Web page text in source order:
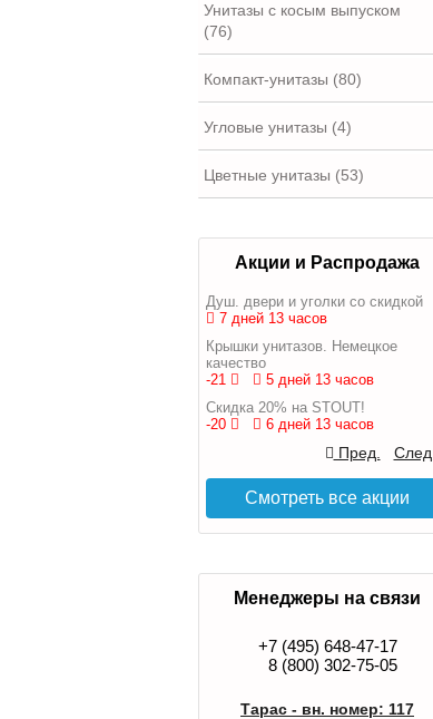
Унитазы с косым выпуском
(76)
Компакт-унитазы (80)
Угловые унитазы (4)
Цветные унитазы (53)
Акции и Распродажа
Душ. двери и уголки со скидкой
7 дней 13 часов
Крышки унитазов. Немецкое
качество
-21
5 дней 13 часов
Скидка 20% на STOUT!
-20
6 дней 13 часов
Пред. След.
Смотреть все акции
Менеджеры на связи
+7 (495) 648-47-17
8 (800) 302-75-05
Тарас - вн. номер: 117